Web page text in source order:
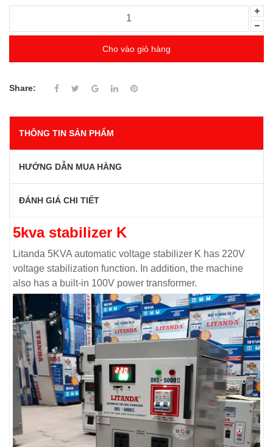
Cho vào giỏ hàng
Share:
THÔNG TIN SẢN PHẨM
HƯỚNG DẪN MUA HÀNG
ĐÁNH GIÁ CHI TIẾT
5kva stabilizer K
Litanda 5KVA automatic voltage stabilizer K has 220V
voltage stabilization function. In addition, the machine
also has a built-in 100V power transformer.